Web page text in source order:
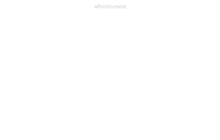
ちょっと気になるネットの話題advertisement